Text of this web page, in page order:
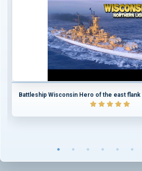
Battleship Wisconsin Hero of the east flank